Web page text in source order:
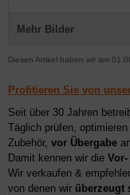
Mehr Bilder
Diesen Artikel haben wir am
Profitieren Sie von
Seit über 30 Jahren
Täglich prüfen,
Zubehör, vor Übergabe
Damit kennen wir die
Wir verkaufen &
von denen wir überzeugt